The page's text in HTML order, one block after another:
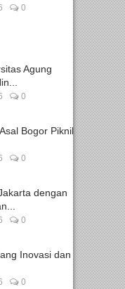
0
Agung
0
Bogor Piknik
0
dengan
0
Inovasi dan
0